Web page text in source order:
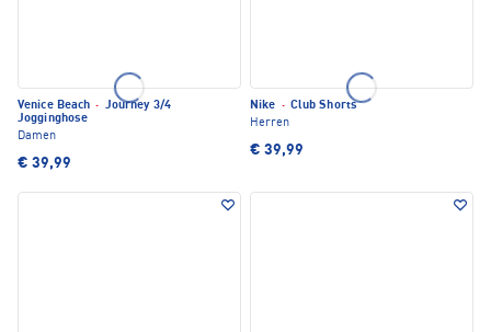
Venice Beach · Journey 3/4
Jogginghose
Damen
€ 39,99
Nike · Club Shorts
Herren
€ 39,99